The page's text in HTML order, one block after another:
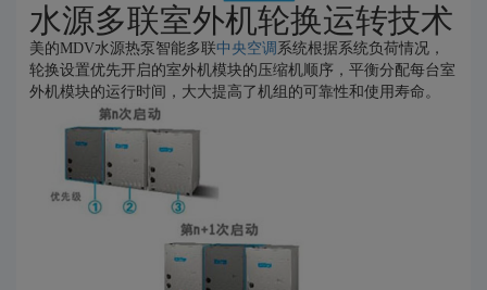
水源多联室外机轮换运转技术
美的MDV水源热泵智能多联中央空调 系统根据系统负荷情况，
轮换设置优先开启的室外机模块的压缩机顺序，平衡分配每台室
外机模块的运行时间，大大提高了机组的可靠性和使用寿命。